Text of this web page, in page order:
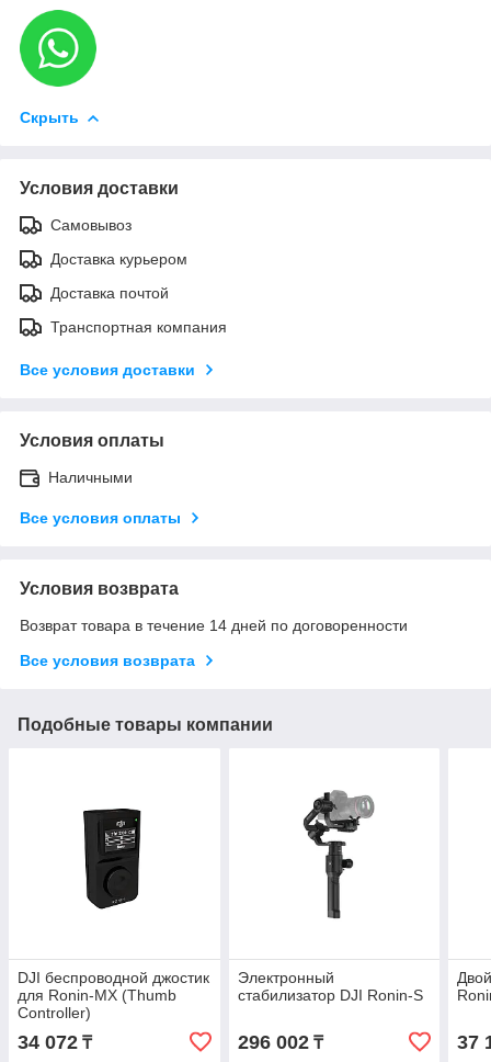
Скрыть
Условия доставки
Самовывоз
Доставка курьером
Доставка почтой
Транспортная компания
Все условия доставки
Условия оплаты
Наличными
Все условия оплаты
Условия возврата
Возврат товара в течение 14 дней по договоренности
Все условия возврата
Подобные товары компании
DJI беспроводной джостик
для Ronin-MX (Thumb
Controller)
34 072 ₸
Электронный
стабилизатор DJI Ronin-S
296 002₸ 37